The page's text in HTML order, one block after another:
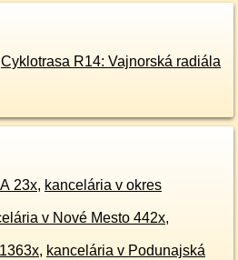
Cyklotrasa R14: Vajnorská radiála
23x, kancelária v okres
v Nové Mesto 442x,
, kancelária v Podunajská